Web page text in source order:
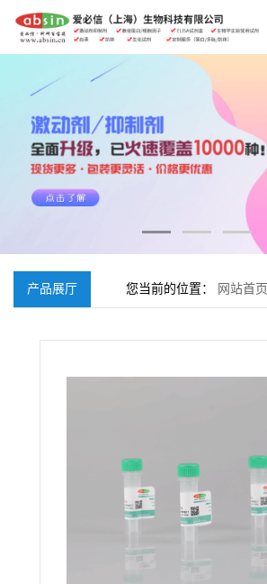
产品展厅 您当前的位置： 网站首页